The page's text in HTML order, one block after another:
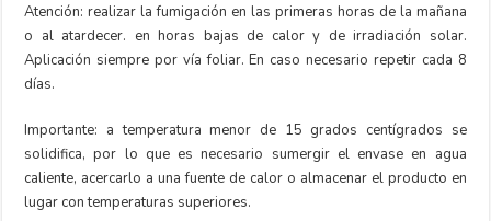
Atención: realizar la fumigación en las primeras horas de la mañana
o al atardecer. en horas bajas de calor y de irradiación solar.
Aplicación siempre por vía foliar. En caso necesario repetir cada 8
días.
Importante: a temperatura menor de 15 grados centígrados se
solidifica, por lo que es necesario sumergir el envase en agua
caliente, acercarlo a una fuente de calor o almacenar el producto en
lugar con temperaturas superiores.